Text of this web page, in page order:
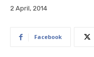
2 April, 2014
Facebook